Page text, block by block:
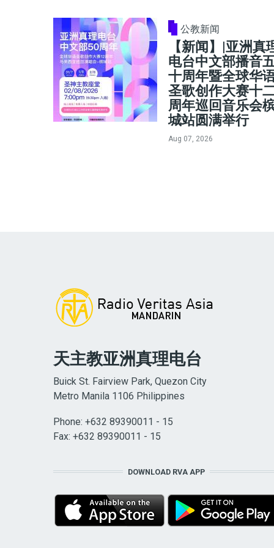
公教新闻
【新闻】|亚洲真
电台中文部播音
十周年暨全球华
圣歌创作大赛十
周年巡回音乐会
城站圆满举行
Aug 07, 2026
天主教亚洲真理电台
Buick St. Fairview Park, Quezon City
Metro Manila 1106 Philippines
Phone: +632 89390011 - 15
Fax: +632 89390011 - 15
DOWNLOAD RVA APP